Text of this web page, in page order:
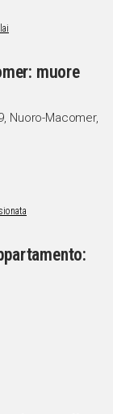
muore
Nuoro-Macomer,